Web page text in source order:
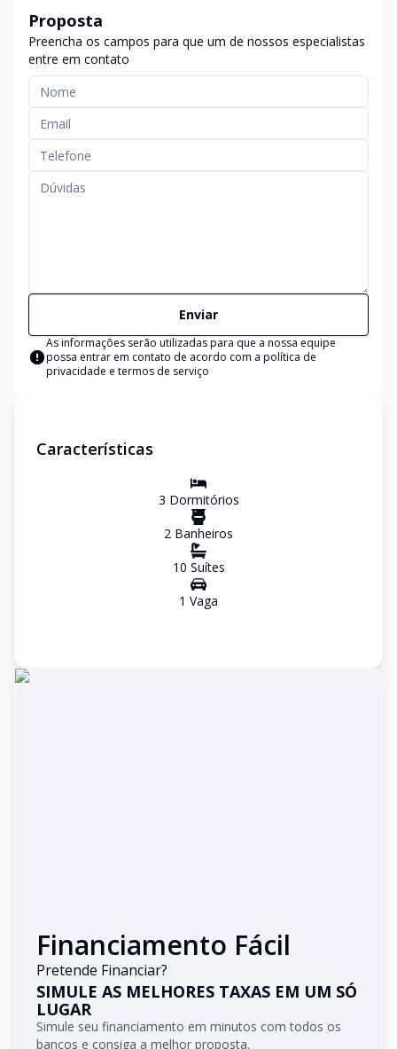
Proposta
Preencha os campos para que um de nossos especialistas
entre em contato
Enviar
As informações serão utilizadas para que a nossa equipe
possa entrar em contato de acordo com a política de
privacidade e termos de serviço
Características
3 Dormitórios
2 Banheiros
10 Suítes
1 Vaga
Financiamento Fácil
Pretende Financiar?
SIMULE AS MELHORES TAXAS EM UM SÓ
LUGAR
Simule seu financiamento em minutos com todos os
bancos e consiga a melhor proposta.